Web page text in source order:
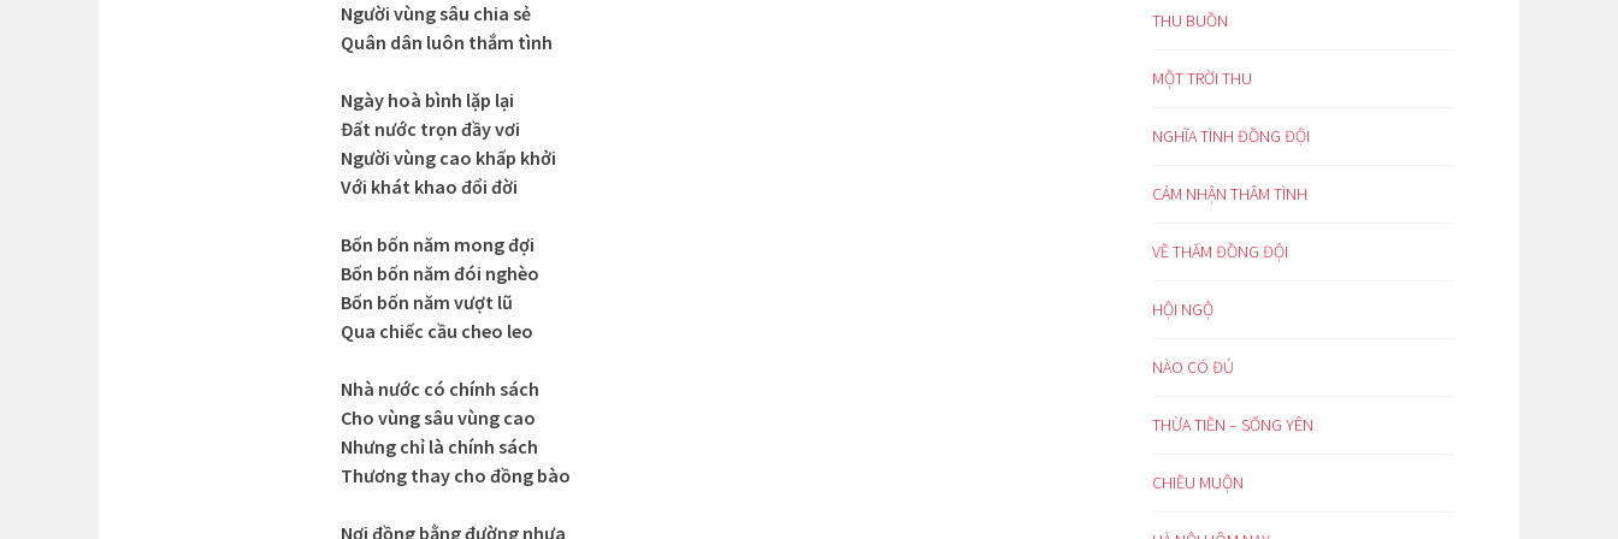
Người vùng sâu chia sẻ
Quân dân luôn thắm tình
Ngày hoà bình lặp lại
Đất nước trọn đầy vơi
Người vùng cao khấp khởi
Với khát khao đổi đời
Bốn bốn năm mong đợi
Bốn bốn năm đói nghèo
Bốn bốn năm vượt lũ
Qua chiếc cầu cheo leo
Nhà nước có chính sách
Cho vùng sâu vùng cao
Nhưng chỉ là chính sách
Thương thay cho đồng bào
Nơi đồng bằng đường nhựa
THU BUỒN
MỘT TRỜI THU
NGHĨA TÌNH ĐỒNG ĐỘI
CẢM NHẬN THÂM TÌNH
VỀ THĂM ĐỒNG ĐỘI
HỘI NGỘ
NÀO CÓ ĐỦ
THỪA TIỀN – SỐNG YÊN
CHIỀU MUỘN